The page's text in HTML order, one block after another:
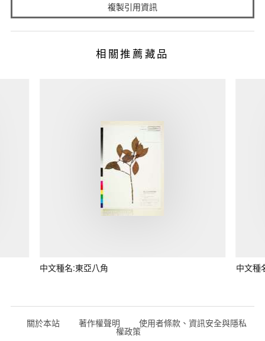
複製引用資訊
相關推薦藏品
中文種名:東亞八角 中文種
關於本站 著作權聲明 使用者條款、資訊安全與隱私
權政策